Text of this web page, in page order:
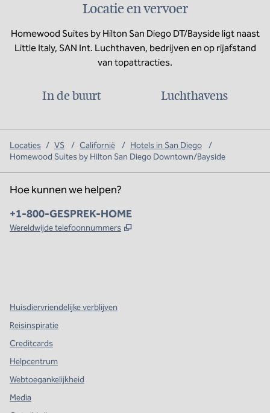
Locatie en vervoer
Homewood Suites by Hilton San Diego DT/Bayside ligt naast
Little Italy, SAN Int. Luchthaven, bedrijven en op rijafstand
van topattracties.
In de buurt Luchthavens
Locaties / VS / Californië / Hotels in San Diego
/
Homewood Suites by Hilton San Diego Downtown/Bayside
Hoe kunnen we helpen?
Telefoon:
+1-800-GESPREK-HOME
Wereldwijde telefoonnummers ,
Huisdiervriendelijke verblijven
Reisinspiratie
Creditcards
Helpcentrum
Webtoegankelijkheid
Media